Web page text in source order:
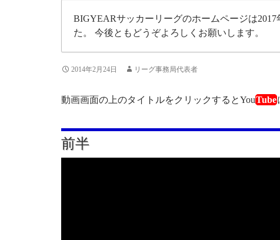
BIGYEARサッカーリーグのホームページは2017
た。 今後ともどうぞよろしくお願いします。
2014年2月24日 リーグ事務局代表者
動画画面の上のタイトルをクリックするとYouTube
前半